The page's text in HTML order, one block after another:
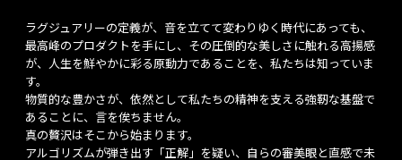
ラグジュアリーの定義が、音を立てて変わりゆく時代にあっても、
最高峰のプロダクトを手にし、その圧倒的な美しさに触れる高揚感
が、人生を鮮やかに彩る原動力であることを、私たちは知っていま
す。
物質的な豊かさが、依然として私たちの精神を支える強靭な基盤で
あることに、言を俟ちません。
真の贅沢はそこから始まります。
アルゴリズムが弾き出す「正解」を疑い、自らの審美眼と直感で未